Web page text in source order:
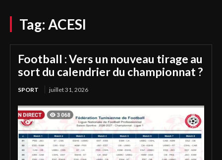
Tag: ACESI
Football : Vers un nouveau tirage au
sort du calendrier du championnat ?
SPORT juillet 31, 2026